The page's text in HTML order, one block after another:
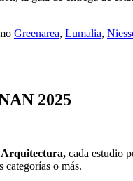
Greenarea, Lumalia,
2025
Arquitectura, cada estudio
categorías o más.